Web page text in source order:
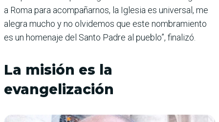
a Roma para acompañarnos, la Iglesia es universal, me
alegra mucho y no olvidemos que este nombramiento
es un homenaje del Santo Padre al pueblo”, finalizó.
La misión es la
evangelización